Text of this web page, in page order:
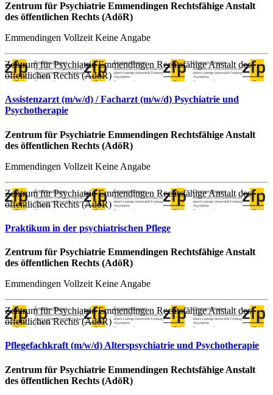
Zentrum für Psychiatrie Emmendingen Rechtsfähige Anstalt
des öffentlichen Rechts (AdöR)
Emmendingen Vollzeit Keine Angabe
Zentrum für Psychiatrie Emmendingen Rechtsfähige Anstalt des
öffentlichen Rechts (AdöR)
Assistenzarzt (m/w/d) / Facharzt (m/w/d) Psychiatrie und
Psychotherapie
Zentrum für Psychiatrie Emmendingen Rechtsfähige Anstalt
des öffentlichen Rechts (AdöR)
Emmendingen Vollzeit Keine Angabe
Zentrum für Psychiatrie Emmendingen Rechtsfähige Anstalt des
öffentlichen Rechts (AdöR)
Praktikum in der psychiatrischen Pflege
Zentrum für Psychiatrie Emmendingen Rechtsfähige Anstalt
des öffentlichen Rechts (AdöR)
Emmendingen Vollzeit Keine Angabe
Zentrum für Psychiatrie Emmendingen Rechtsfähige Anstalt des
öffentlichen Rechts (AdöR)
Pflegefachkraft (m/w/d) Alterspsychiatrie und Psychotherapie
Zentrum für Psychiatrie Emmendingen Rechtsfähige Anstalt
des öffentlichen Rechts (AdöR)